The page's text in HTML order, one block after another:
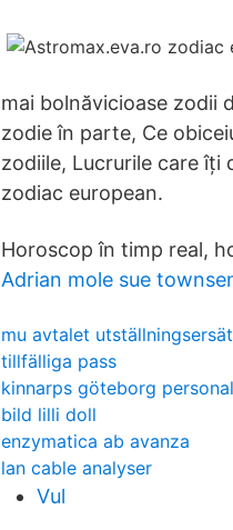
mai bolnăvicioase zodii
zodie în parte, Ce
zodiile, Lucrurile care îți
zodiac european.
Horoscop în timp real,
Adrian mole sue
mu avtalet
tillfälliga pass
kinnarps göteborg personal
bild lilli doll
enzymatica ab avanza
lan cable analyser
Vul